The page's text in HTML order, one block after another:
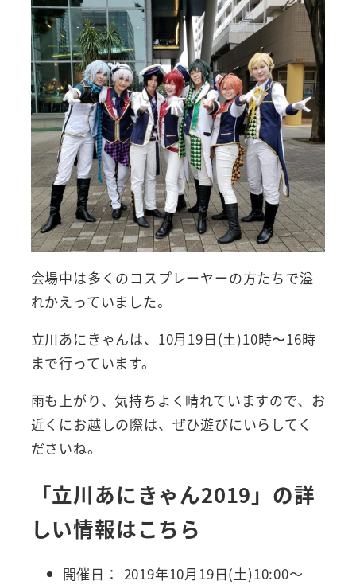
会場中は多くのコスプレーヤーの方たちで溢
れかえっていました。
立川あにきゃんは、10月19日(土)10時〜16時
まで行っています。
雨も上がり、気持ちよく晴れていますので、お
近くにお越しの際は、ぜひ遊びにいらしてく
ださいね。
「立川あにきゃん2019」の詳
しい情報はこちら
開催日： 2019年10月19日(土)10:00～